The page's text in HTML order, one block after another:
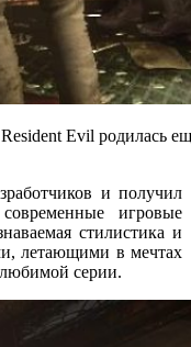
Evil родилась
и получил
игровые
стилистика и
летающими в мечтах
серии.